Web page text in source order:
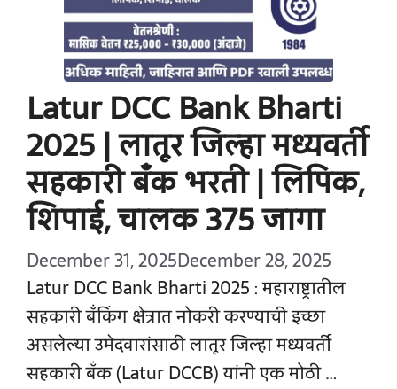
Latur DCC Bank Bharti
2025 | लातूर जिल्हा मध्यवर्ती
सहकारी बँक भरती | लिपिक,
शिपाई, चालक 375 जागा
December 31, 2025December 28, 2025
Latur DCC Bank Bharti 2025 : महाराष्ट्रातील
सहकारी बँकिंग क्षेत्रात नोकरी करण्याची इच्छा
असलेल्या उमेदवारांसाठी लातूर जिल्हा मध्यवर्ती
सहकारी बँक (Latur DCCB) यांनी एक मोठी …